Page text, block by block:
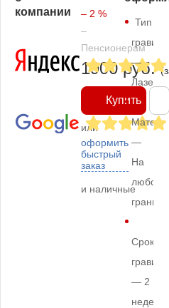
компании
– 2 %
–
Пенсионерам
1900 руб.
Купить
или
оформить
быстрый
заказ
и наличные
Тип
—
—
На
любом
граните
Срок
— 2
недели